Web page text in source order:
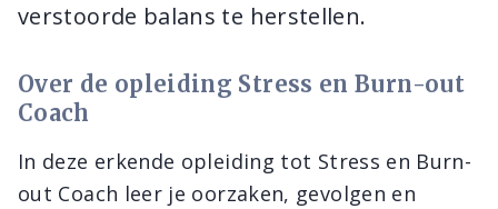
verstoorde balans te herstellen.
Over de opleiding Stress en Burn-out
Coach
In deze erkende opleiding tot Stress en Burn-
out Coach leer je oorzaken, gevolgen en